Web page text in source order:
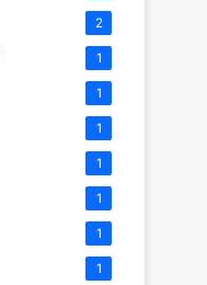
2
1
1
1
1
1
1
1